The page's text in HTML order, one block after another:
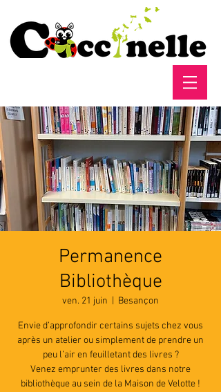
Permanence
Bibliothèque
ven. 21 juin Besançon
Envie d’approfondir certains sujets chez vous
après un atelier ou simplement de prendre un
peu l’air en feuilletant des livres ?
Venez emprunter des livres dans notre
bibliothèque au sein de la Maison de Velotte !